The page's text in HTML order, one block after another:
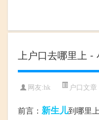
上户口去哪里上
网友:hk 户口文章
前言： 新生儿到哪里上